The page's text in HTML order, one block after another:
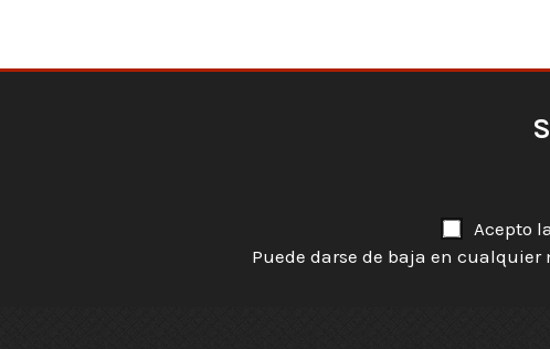
Acepto
Puede darse de baja en